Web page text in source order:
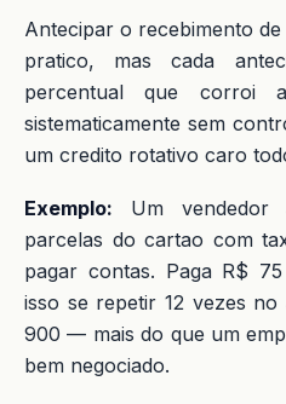
Antecipar o recebimento
pratico, mas cada
percentual que corroi
sistematicamente sem
um credito rotativo caro
Exemplo: Um vendedor
parcelas do cartao com
pagar contas. Paga R$
isso se repetir 12 vezes
900 — mais do que um
bem negociado.